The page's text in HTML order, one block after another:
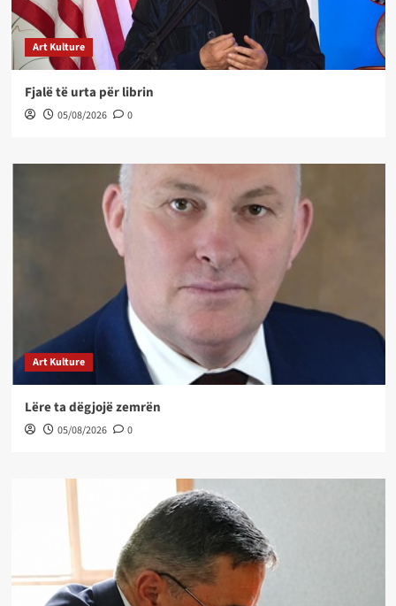
Art Kulture
Fjalë të urta për librin
05/08/2026 0
Art Kulture
Lëre ta dëgjojë zemrën
05/08/2026 0